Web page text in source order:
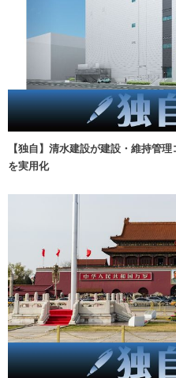
【独自】清水建設が建設・維持管
を実用化